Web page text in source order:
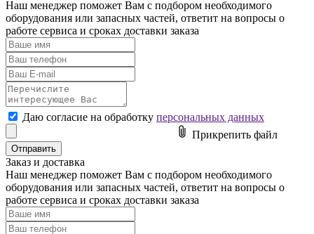
Наш менеджер поможет Вам с подбором необходимого
оборудования или запасных частей, ответит на вопросы о
работе сервиса и сроках доставки заказа
Даю согласие на обработку персональных данных
Прикрепить файл
Заказ и доставка
Наш менеджер поможет Вам с подбором необходимого
оборудования или запасных частей, ответит на вопросы о
работе сервиса и сроках доставки заказа